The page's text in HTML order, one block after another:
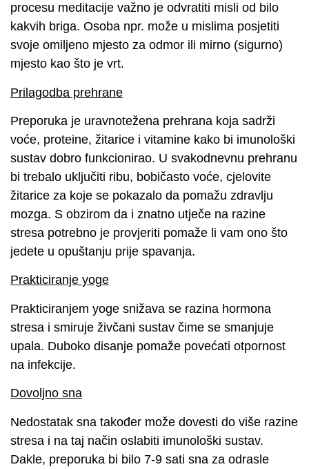
procesu meditacije važno je odvratiti misli od bilo
kakvih briga. Osoba npr. može u mislima posjetiti
svoje omiljeno mjesto za odmor ili mirno (sigurno)
mjesto kao što je vrt.
Prilagodba prehrane
Preporuka je uravnotežena prehrana koja sadrži
voće, proteine, žitarice i vitamine kako bi imunološki
sustav dobro funkcionirao. U svakodnevnu prehranu
bi trebalo uključiti ribu, bobičasto voće, cjelovite
žitarice za koje se pokazalo da pomažu zdravlju
mozga. S obzirom da i znatno utječe na razine
stresa potrebno je provjeriti pomaže li vam ono što
jedete u opuštanju prije spavanja.
Prakticiranje yoge
Prakticiranjem yoge snižava se razina hormona
stresa i smiruje živčani sustav čime se smanjuje
upala. Duboko disanje pomaže povećati otpornost
na infekcije.
Dovoljno sna
Nedostatak sna također može dovesti do više razine
stresa i na taj način oslabiti imunološki sustav.
Dakle, preporuka bi bilo 7-9 sati sna za odrasle